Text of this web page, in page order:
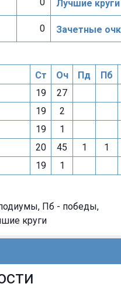
Лучшие круги
0 Зачетные
Ст Оч Пд
Пб
19
27
19
2
19
1
20 45 1
1
19 1
Пб - победы,
круги